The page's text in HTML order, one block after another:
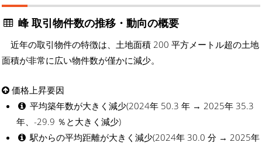
峰 取引物件数の推移・動向の概要
近年の取引物件の特徴は、土地面積 200 平方メートル超の土地
面積が非常に広い物件数が僅かに減少。
価格上昇要因
平均築年数が大きく減少(2024年 50.3 年 → 2025年 35.3
年、-29.9 ％と大きく減少)
駅からの平均距離が大きく減少(2024年 30.0 分 → 2025年